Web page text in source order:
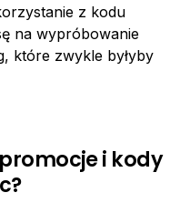
z kodu
na wypróbowanie
które zwykle byłyby
i kody